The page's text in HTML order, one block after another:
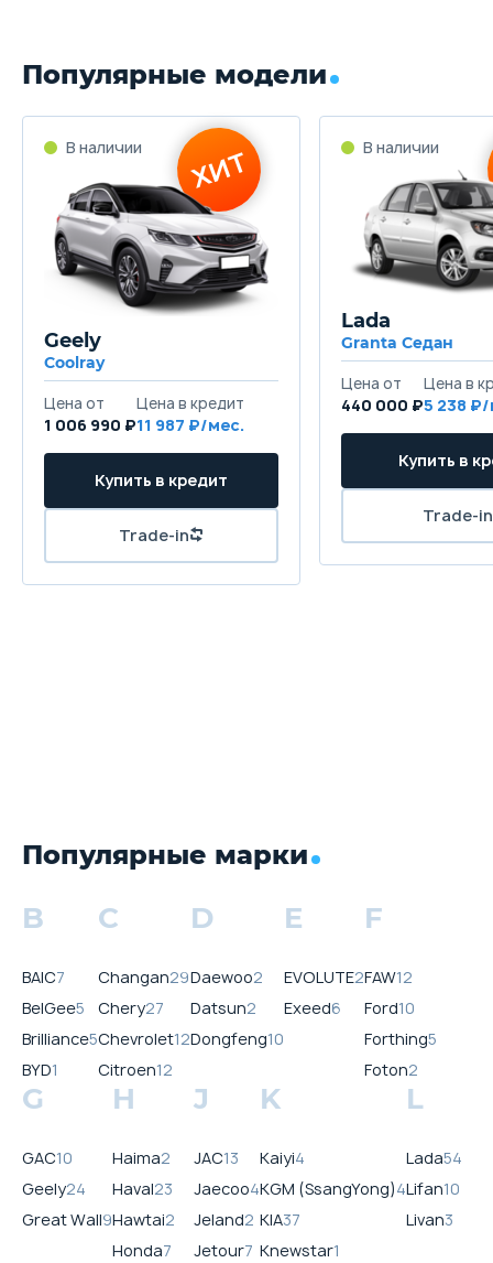
Популярные модели
Geely
Coolray
1 006 990 ₽11 987
Lada
Granta Седан
440 000 ₽5 238
Популярные марки
B
BAIC7
BelGee5
Brilliance5
BYD1
C
Changan29
Chery27
Chevrolet12
Citroen12
D
Daewoo2
Datsun2
Dongfeng10
E
EVOLUTE2
Exeed6
F
FAW12
Ford10
Forthing5
Foton2
G
GAC10
Geely24
Great Wall9
H
Haima2
Haval23
Hawtai2
Honda7
J
JAC13
Jaecoo4
Jeland2
Jetour7
K
Kaiyi4
KGM (SsangYong)4
KIA37
Knewstar1
L
Lada54
Lifan10
Livan3